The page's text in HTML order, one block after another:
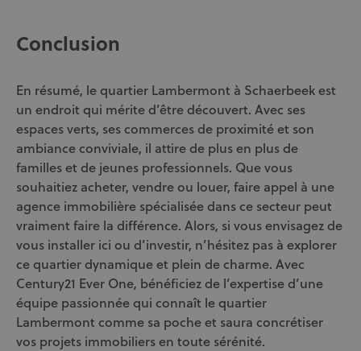
Conclusion
En résumé, le quartier Lambermont à Schaerbeek est
un endroit qui mérite d’être découvert. Avec ses
espaces verts, ses commerces de proximité et son
ambiance conviviale, il attire de plus en plus de
familles et de jeunes professionnels. Que vous
souhaitiez acheter, vendre ou louer, faire appel à une
agence immobilière spécialisée dans ce secteur peut
vraiment faire la différence. Alors, si vous envisagez de
vous installer ici ou d’investir, n’hésitez pas à explorer
ce quartier dynamique et plein de charme. Avec
Century21 Ever One, bénéficiez de l’expertise d’une
équipe passionnée qui connaît le quartier
Lambermont comme sa poche et saura concrétiser
vos projets immobiliers en toute sérénité.